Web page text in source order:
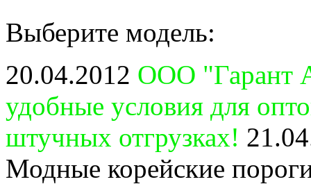
Выберите модель:
20.04.2012 ООО "Гарант
удобные условия для
штучных отгрузках!
Модные корейские